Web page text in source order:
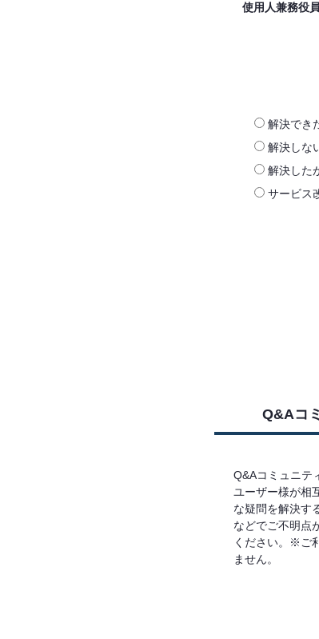
使用人兼務役
解決でき
解決しな
解決した
サービス
Q&Aコ
Q&Aコミュニテ
ユーザー様が相
な疑問を解決す
などでご不明点
ください。※ご
ません。